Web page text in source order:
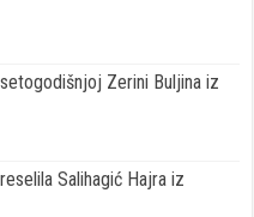
Zerini Buljina iz
Salihagić Hajra iz